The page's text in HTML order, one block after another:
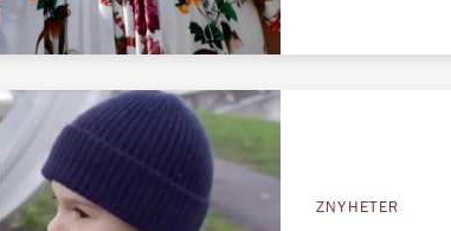
ZNYHETER